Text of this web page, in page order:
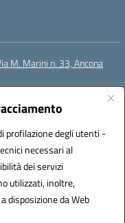
profilazione degli utenti -
necessari al
dei servizi
utilizzati, inoltre,
disposizione da Web
M. Marini n. 33, Ancona
(IPA): istsc_ANIS01200G